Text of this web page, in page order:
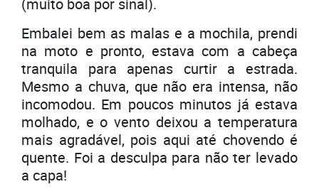
(muito boa por sinal).
Embalei bem as malas e a mochila, prendi
na moto e pronto, estava com a cabeça
tranquila para apenas curtir a estrada.
Mesmo a chuva, que não era intensa, não
incomodou. Em poucos minutos já estava
molhado, e o vento deixou a temperatura
mais agradável, pois aqui até chovendo é
quente. Foi a desculpa para não ter levado
a capa!